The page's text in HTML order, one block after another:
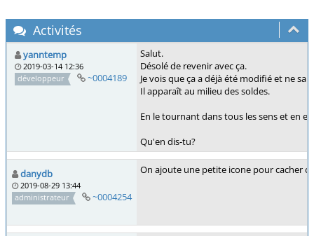
Activités
yanntemp
2019-03-14 12:36
développeur
~0004189
Salut.
Désolé de revenir avec ça.
Je vois que ça a déjà été modifié et ne
Il apparaît au milieu des soldes.
En le tournant dans tous les sens et en
Qu'en dis-tu?
danydb
2019-08-29 13:44
administrateur
~0004254
On ajoute une petite icone pour cacher